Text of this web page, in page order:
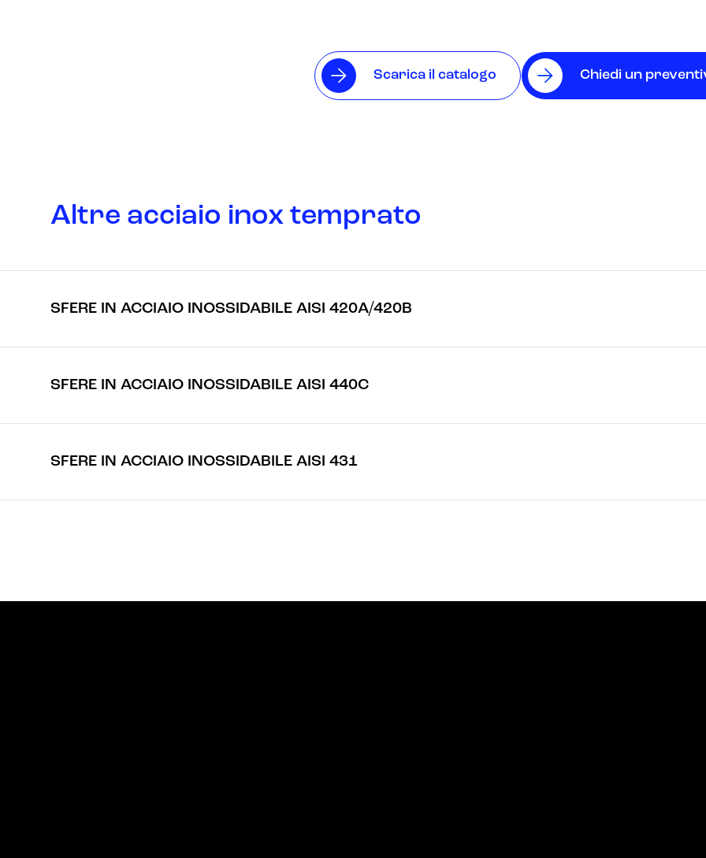
Scarica il catalogo Chiedi un
Altre acciaio inox temprato
SFERE IN ACCIAIO INOSSIDABILE AISI 420A/420B
SFERE IN ACCIAIO INOSSIDABILE AISI 440C
SFERE IN ACCIAIO INOSSIDABILE AISI 431